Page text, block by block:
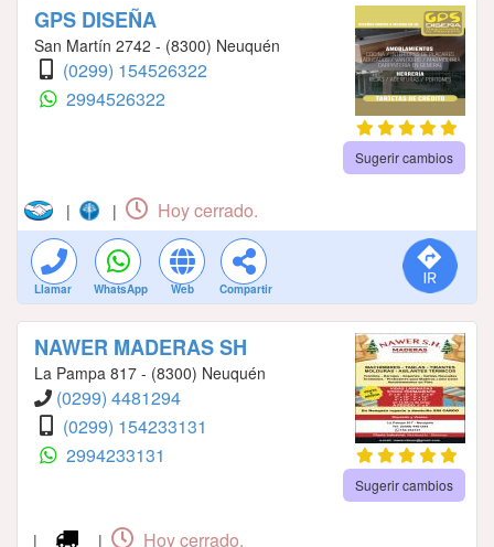
GPS DISEÑA
San Martín 2742 - (8300) Neuquén
(0299) 154526322
2994526322
Sugerir cambios
| | Hoy cerrado.
Llamar WhatsApp Web Compartir
NAWER MADERAS SH
La Pampa 817 - (8300) Neuquén
(0299) 4481294
(0299) 154233131
2994233131
Sugerir cambios
| | Hoy cerrado.